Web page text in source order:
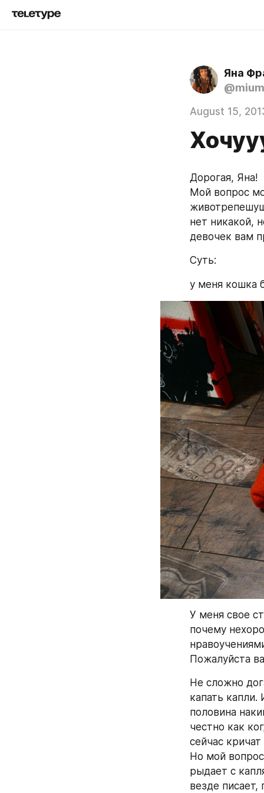
Яна
August 15,
Дорогая, Яна!
Мой вопрос
нет никакой,
девочек вам
Суть:
у меня кошка
У меня свое
почему
Пожалуйста
Не сложно
капать капли.
половина
честно как
сейчас
Но мой
рыдает с
везде писает,